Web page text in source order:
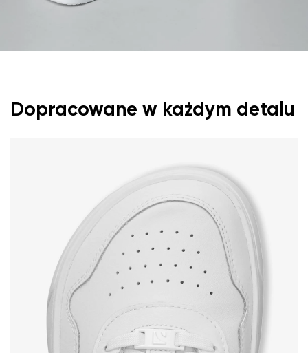
Dopracowane w każdym detalu